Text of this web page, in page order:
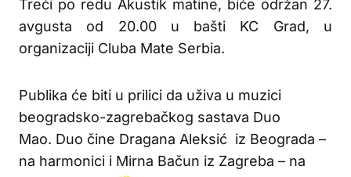
Treći po redu Akustik matine, biće održan 27.
avgusta od 20.00 u bašti KC Grad, u
organizaciji Cluba Mate Serbia.
Publika će biti u prilici da uživa u muzici
beogradsko-zagrebačkog sastava Duo
Mao. Duo čine Dragana Aleksić iz Beograda –
na harmonici i Mirna Bačun iz Zagreba – na